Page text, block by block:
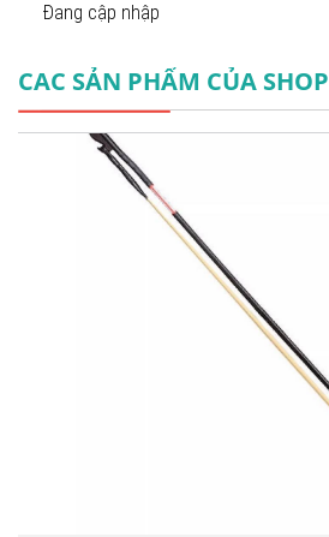
Đang cập nhập
CAC SẢN PHẨM CỦA SHOP